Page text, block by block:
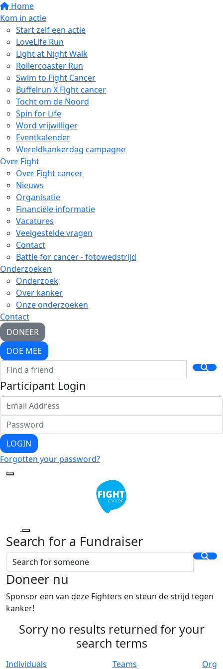
Home
Kom in actie
Start zelf een actie
LoveLife Run
Light at Night Walk
Rollercoaster Run
Swim to Fight Cancer
Buffelrun X Fight cancer
Tocht om de Noord
Spin for Life
Word vrijwilliger
Eventkalender
Wereldkankerdag campagne
Over Fight
Over Fight cancer
Nieuws
Organisatie
Financiële informatie
Vacatures
Veelgestelde vragen
Contact
Battle for cancer - fotowedstrijd
Onderzoeken
Onderzoek
Over kanker
Onze onderzoeken
Contact
DONEER
DOE MEE
Participant Login
LOGIN
Forgotten your password?
Search for a Fundraiser
Doneer nu
Sponsor een van deze Fighters en steun de strijd tegen
kanker!
Sorry no results returned for your
search terms
Individuals Teams
Org